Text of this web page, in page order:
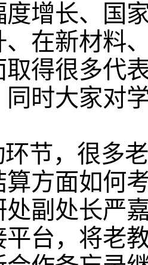
度增长、国
、在新材料
取得很多代
同时大家对
节，很多
算方面如何
处副处长严
平台，将老